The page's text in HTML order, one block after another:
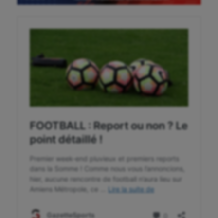
Gymnastique
Gymnastique rythmique
Handisport
Hippisme
Jeux Olympiques et Paralympiques
Kayak-polo
Korfbal
Longue paume
Moto